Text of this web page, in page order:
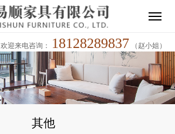
欢迎来电咨询： 18128289837 （赵小姐）
其他